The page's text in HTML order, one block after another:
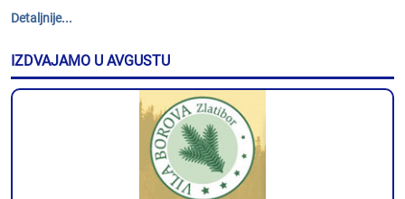
Detaljnije...
IZDVAJAMO U AVGUSTU